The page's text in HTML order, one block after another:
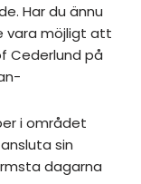
Har du ännu
vara möjligt att
Cederlund på
i området
sin
dagarna